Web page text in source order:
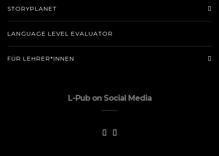
STORYPLANET
LANGUAGE LEVEL EVALUATOR
FÜR LEHRER*INNEN
L-Pub on Social Media